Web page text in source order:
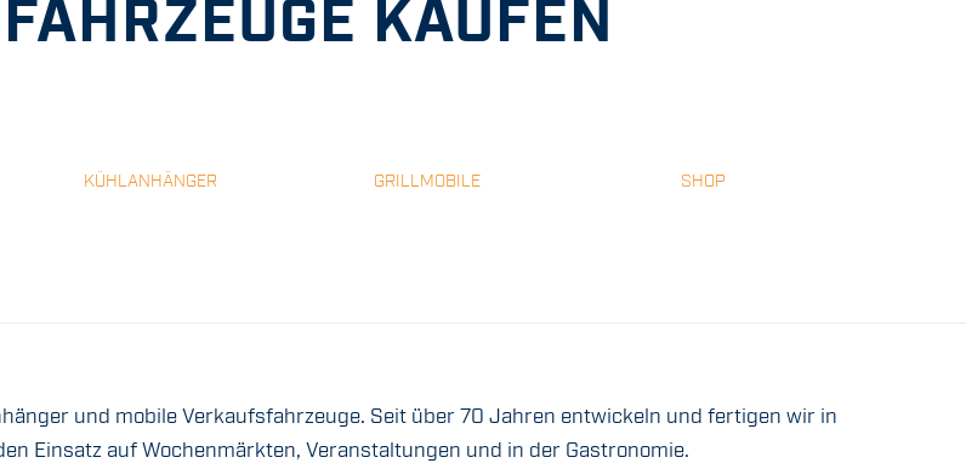
KAUFEN
KÜHLANHÄNGER GRILLMOBILE SHOP
und mobile Verkaufsfahrzeuge. Seit über 70 Jahren entwickeln und fertigen wir in
Einsatz auf Wochenmärkten, Veranstaltungen und in der Gastronomie.